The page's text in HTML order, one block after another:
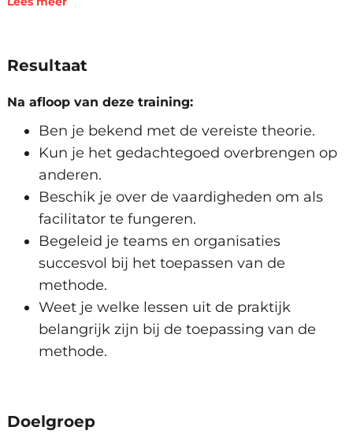
Sprint backlog
Sprint review
Daily Scrum
Werkwijze
Principes en spelregels
Verschillende rollen
Geschiktheid voor verschillende teams en
projecten
Verschillen met traditioneel
projectmanagement
Rol als Scrum Master
Verwachtingen van stakeholders managen
Het ontwikkelteam en stakeholders
Organiseren van meetings
Resultaat
Na afloop van deze training:
Ben je bekend met de vereiste theorie.
Kun je het gedachtegoed overbrengen op
anderen.
Beschik je over de vaardigheden om als
facilitator te fungeren.
Begeleid je teams en organisaties
succesvol bij het toepassen van de
methode.
Weet je welke lessen uit de praktijk
belangrijk zijn bij de toepassing van de
methode.
Doelgroep